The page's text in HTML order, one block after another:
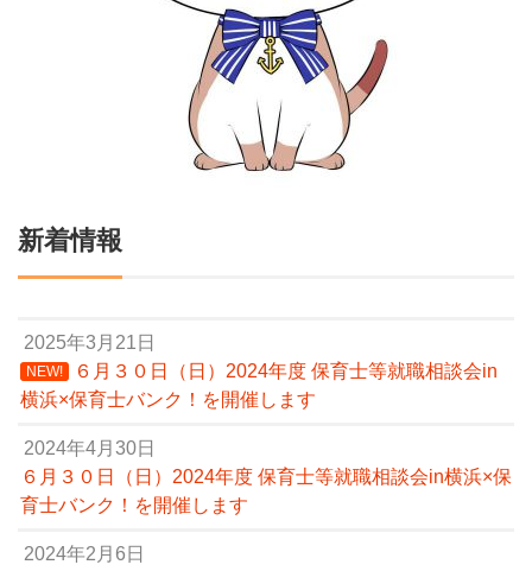
新着情報
2025年3月21日
NEW!
６月３０日（日）2024年度 保育士等就職相談会in
横浜×保育士バンク！を開催します
2024年4月30日
６月３０日（日）2024年度 保育士等就職相談会in横浜×保
育士バンク！を開催します
2024年2月6日